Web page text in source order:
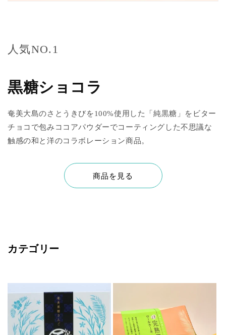
人気NO.1
黒糖ショコラ
奄美大島のさとうきびを100%使用した「純黒糖」をビター
チョコで包みココアパウダーでコーティングした不思議な
触感の和と洋のコラボレーション商品。
商品を見る
カテゴリー